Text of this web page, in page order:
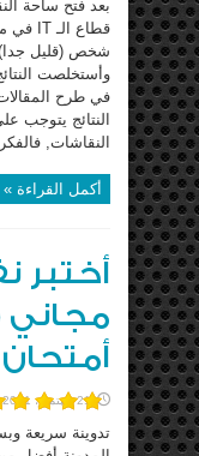
بعد فتح ساحة
شخص (قليل
وأستخلصت
في طرح
النتائج يتوجب
النقاشات,
أكمل القراءة »
أختبر
مجاني
21 سبتمبر، 2011
تدوينة سريعة